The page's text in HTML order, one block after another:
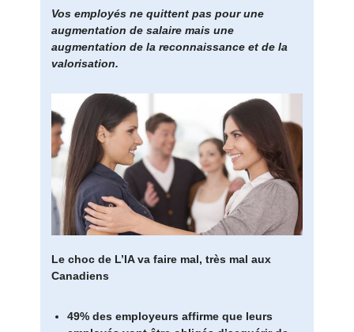
Vos employés ne quittent pas pour une
augmentation de salaire mais une
augmentation de la reconnaissance et de la
valorisation.
Le choc de L’IA va faire mal, très mal aux
Canadiens
49% des employeurs affirme que leurs